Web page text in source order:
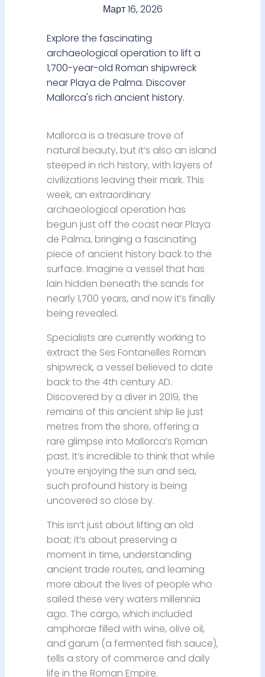
Март 16, 2026
Explore the fascinating
archaeological operation to lift a
1,700-year-old Roman shipwreck
near Playa de Palma. Discover
Mallorca's rich ancient history.
Mallorca is a treasure trove of
natural beauty, but it’s also an island
steeped in rich history, with layers of
civilizations leaving their mark. This
week, an extraordinary
archaeological operation has
begun just off the coast near Playa
de Palma, bringing a fascinating
piece of ancient history back to the
surface. Imagine a vessel that has
lain hidden beneath the sands for
nearly 1,700 years, and now it’s finally
being revealed.
Specialists are currently working to
extract the Ses Fontanelles Roman
shipwreck, a vessel believed to date
back to the 4th century AD.
Discovered by a diver in 2019, the
remains of this ancient ship lie just
metres from the shore, offering a
rare glimpse into Mallorca’s Roman
past. It’s incredible to think that while
you’re enjoying the sun and sea,
such profound history is being
uncovered so close by.
This isn’t just about lifting an old
boat; it’s about preserving a
moment in time, understanding
ancient trade routes, and learning
more about the lives of people who
sailed these very waters millennia
ago. The cargo, which included
amphorae filled with wine, olive oil,
and garum (a fermented fish sauce),
tells a story of commerce and daily
life in the Roman Empire.